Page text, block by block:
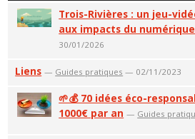
Trois-Rivières : un jeu-
aux impacts du numérique
30/01/2026
Liens — Guides pratiques — 02/11/2023
🌱💰 70 idées éco-
1000€ par an — Guides